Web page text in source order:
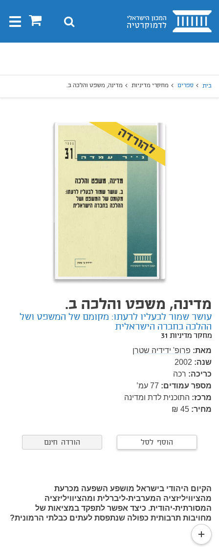
בית 0 חיפוש
בית ספרים מחקרי מדיניות מדינה, משפט והלכה ב.
להורדה
מדינה, משפט והלכה ב.
עושר שמור לבעליו לרעתו: מקומם של המשפט ושל
ההלכה בחברה הישראלית
מחקר מדיניות 31
מאת: פרופ' ידידיה שטרן
שנה: 2002
כריכה: רכה
מספר עמודים: 77 עמ’
מרכז: התוכנית לדת ומדינה
מחיר:
הוסף לסל הורדה חינם
הקיום היהודי בישראל מושפע השפעה מכרעת
מהציוויליזציה המערבית-ליברלית ומהציוויליזציה
המסורתית-יהודית. כיצד אפשר לתפקד במציאות של
מחויבות תרבותית כפולה שנתפסת לעתים כבלתי הרמונית?
read
more